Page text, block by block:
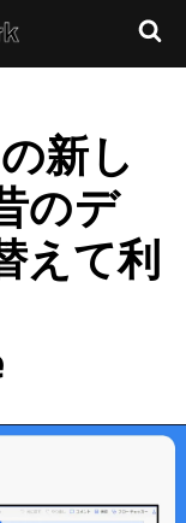
新し
のデ
えて利